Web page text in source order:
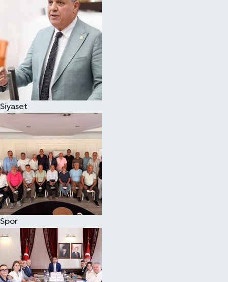
Siyaset
Spor
Magazin
Özel
Resmi İlanlar
Sağlık
Spor
Yaşam
Yerel Yönetimler
Yurttan